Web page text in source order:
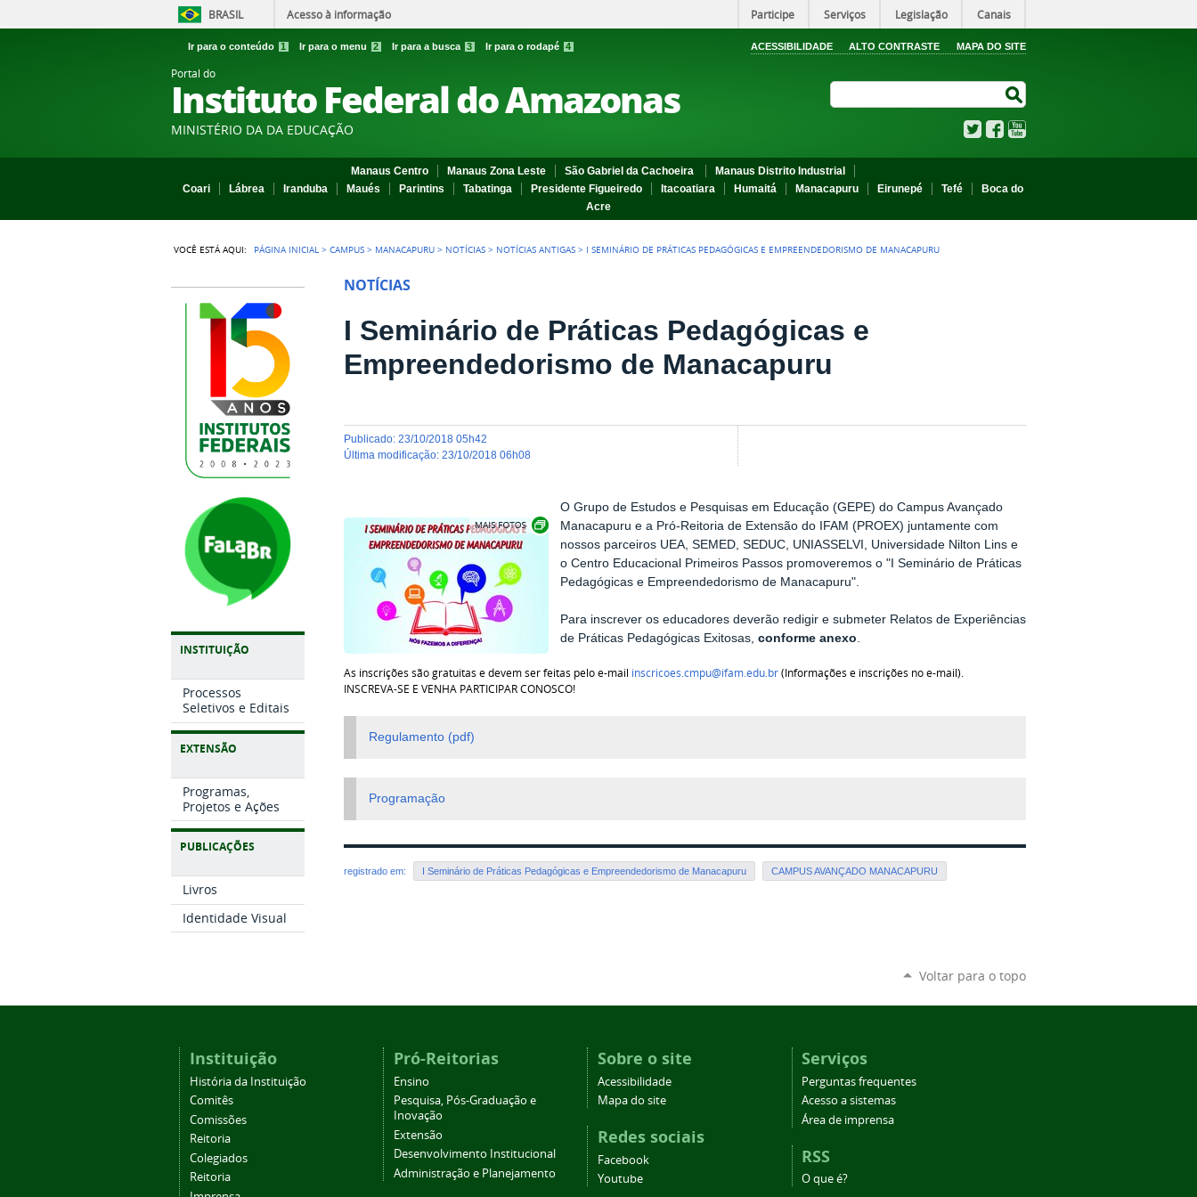
BRASIL Acesso à informação Participe Serviços Legislação Canais
Ir para o conteúdo 1 Ir para o menu 2 Ir para a busca 3 Ir para o rodapé 4 ACESSIBILIDADE ALTO CONTRASTE MAPA DO SITE
Portal do
Instituto Federal do Amazonas
MINISTÉRIO DA DA EDUCAÇÃO TwitterFacebook
Manaus Centro Manaus Zona Leste São Gabriel da Cachoeira
Manaus Distrito Industrial
Coari
Lábrea Iranduba Maués Parintins Tabatinga Presidente Figueiredo Itacoatiara Humaitá Manacapuru Eirunepé Tefé
Boca do
Acre
VOCÊ ESTÁ AQUI: PÁGINA INICIAL >CAMPUS > MANACAPURU > NOTÍCIAS > NOTÍCIAS ANTIGAS > I SEMINÁRIO DE PRÁTICAS PEDAGÓGICAS E EMPREENDEDORISMO DE MANACAPURU
INSTITUIÇÃO
Processos
Seletivos e Editais
EXTENSÃO
Programas,
Projetos e Ações
PUBLICAÇÕES
Livros
Identidade Visual
NOTÍCIAS
I Seminário de Práticas Pedagógicas e
Empreendedorismo de Manacapuru
publicado:23/10/2018 05h42
última modificação:23/10/2018 06h08
Show image carousel
O Grupo de Estudos e Pesquisas em Educação (GEPE) do Campus Avançado
Manacapuru e a Pró-Reitoria de Extensão do IFAM (PROEX) juntamente com
nossos parceiros UEA, SEMED, SEDUC, UNIASSELVI, Universidade Nilton Lins e
o Centro Educacional Primeiros Passos promoveremos o "I Seminário de Práticas
Pedagógicas e Empreendedorismo de Manacapuru".
Para inscrever os educadores deverão redigir e submeter Relatos de Experiências
de Práticas Pedagógicas Exitosas, conforme anexo
As inscrições são gratuitas e devem ser feitas pelo e-mail inscricoes.cmpu@ifam.edu.br(Informações e inscrições no e-mail).
INSCREVA-SE E VENHA PARTICIPAR CONOSCO!
Regulamento (pdf)
Programação
registrado em: I Seminário de Práticas Pedagógicas e Empreendedorismo de Manacapuru CAMPUS AVANÇADO MANACAPURU
Voltar para o topo
Instituição
História da Instituição
Comitês
Comissões
Reitoria
Colegiados
Reitoria
Pró-Reitorias
Ensino
Pesquisa, Pós-Graduação e
Inovação
Extensão
Desenvolvimento Institucional
Administração e Planejamento
Sobre o site
Acessibilidade
Mapa do site
Redes sociais
Facebook
Youtube
Serviços
Perguntas frequentes
Acesso a sistemas
Área de imprensa
RSS
O que é?